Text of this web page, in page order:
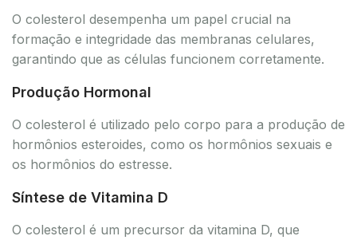
O colesterol desempenha um papel crucial na
formação e integridade das membranas celulares,
garantindo que as células funcionem corretamente.
Produção Hormonal
O colesterol é utilizado pelo corpo para a produção de
hormônios esteroides, como os hormônios sexuais e
os hormônios do estresse.
Síntese de Vitamina D
O colesterol é um precursor da vitamina D, que